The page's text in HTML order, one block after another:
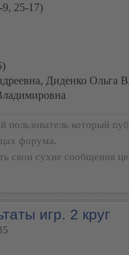
9, 25-17)
Диденко Ольга
пользователь который
форума.
свои сухие сообщения
игр. 2 круг